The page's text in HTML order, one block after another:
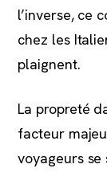
l’inverse, ce
chez les
plaignent.
La propreté
facteur
voyageurs